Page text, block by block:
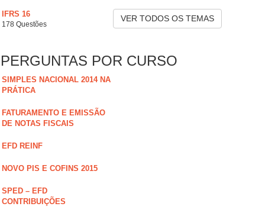
IFRS 16
178 Questões
VER TODOS OS TEMAS
PERGUNTAS POR CURSO
SIMPLES NACIONAL 2014 NA
PRÁTICA
FATURAMENTO E EMISSÃO
DE NOTAS FISCAIS
EFD REINF
NOVO PIS E COFINS 2015
SPED – EFD
CONTRIBUIÇÕES